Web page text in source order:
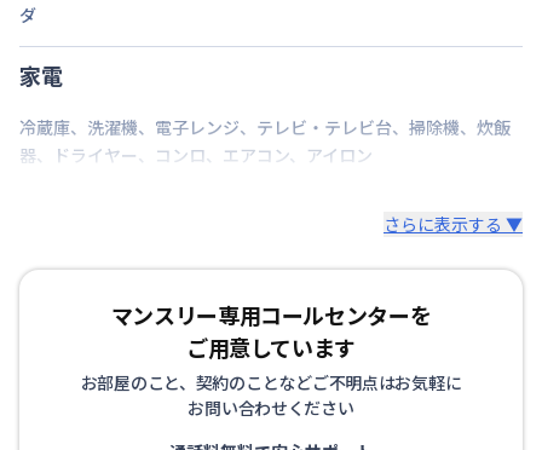
駐車場
敷地内駐車場
情報更新日 2026年7月24日
ダ
家電
冷蔵庫、 洗濯機、 電子レンジ、 テレビ・テレビ台、 掃除機、 炊飯
器、 ドライヤー、 コンロ、 エアコン、 アイロン
さらに表示する ▼
マンスリー専用コールセンターを
ご用意しています
お部屋のこと、契約のことなどご不明点はお気軽に
お問い合わせください